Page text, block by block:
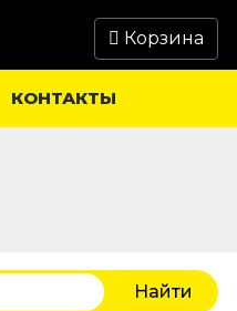
Корзина
КОНТАКТЫ